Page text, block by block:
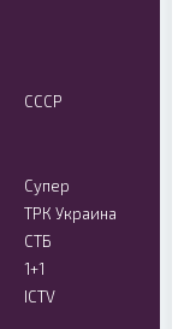
СССР
Супер
ТРК Украина
СТБ
1+1
ICTV